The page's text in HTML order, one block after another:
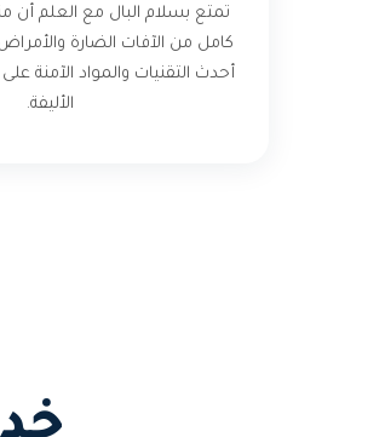
تمتع بسلام البال مع العلم
كامل من الآفات الضارة
أحدث التقنيات والمواد الآمنة
الأليفة.